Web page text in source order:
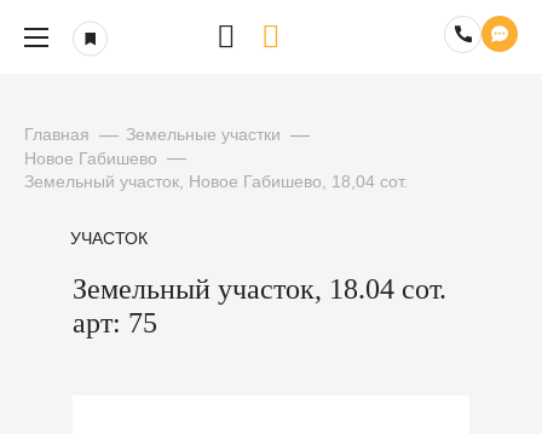
Главная
Земельные участки
Новое Габишево
Земельный участок, Новое Габишево, 18,04 сот.
УЧАСТОК
Земельный участок, 18.04 сот.
арт: 75